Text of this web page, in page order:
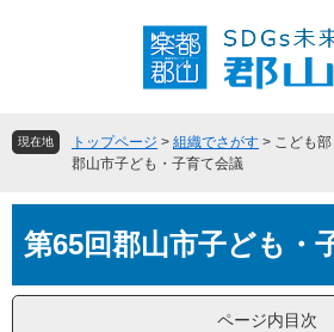
頭
飛
へ
現在地 トップページ > 組織でさがす > こども部
郡山市子ども・子育て会議
文第65回郡山市子ども・
ページ内目次